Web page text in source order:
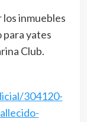
los inmuebles
para yates
Club.
304120-